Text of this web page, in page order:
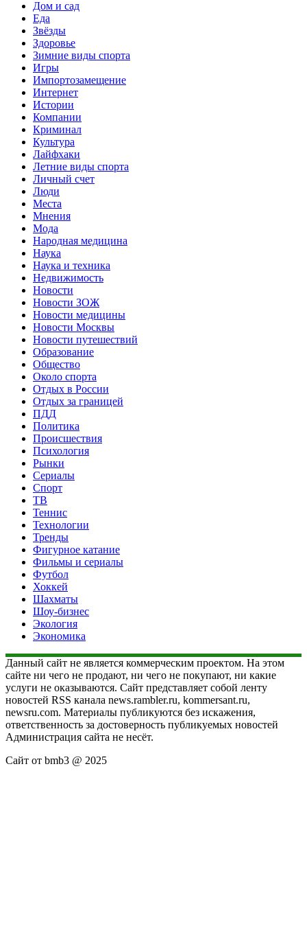
Дом и сад
Еда
Звёзды
Здоровье
Зимние виды спорта
Игры
Импортозамещение
Интернет
Истории
Компании
Криминал
Культура
Лайфхаки
Летние виды спорта
Личный счет
Люди
Места
Мнения
Мода
Народная медицина
Наука
Наука и техника
Недвижимость
Новости
Новости ЗОЖ
Новости медицины
Новости Москвы
Новости путешествий
Образование
Общество
Около спорта
Отдых в России
Отдых за границей
ПДД
Политика
Происшествия
Психология
Рынки
Сериалы
Спорт
ТВ
Теннис
Технологии
Тренды
Фигурное катание
Фильмы и сериалы
Футбол
Хоккей
Шахматы
Шоу-бизнес
Экология
Экономика
Данный сайт не является коммерческим проектом. На этом
сайте ни чего не продают, ни чего не покупают, ни какие
услуги не оказываются. Сайт представляет собой ленту
новостей RSS канала news.rambler.ru, kommersant.ru,
newsru.com. Материалы публикуются без искажения,
ответственность за достоверность публикуемых новостей
Администрация сайта не несёт.
Сайт от bmb3 @ 2025